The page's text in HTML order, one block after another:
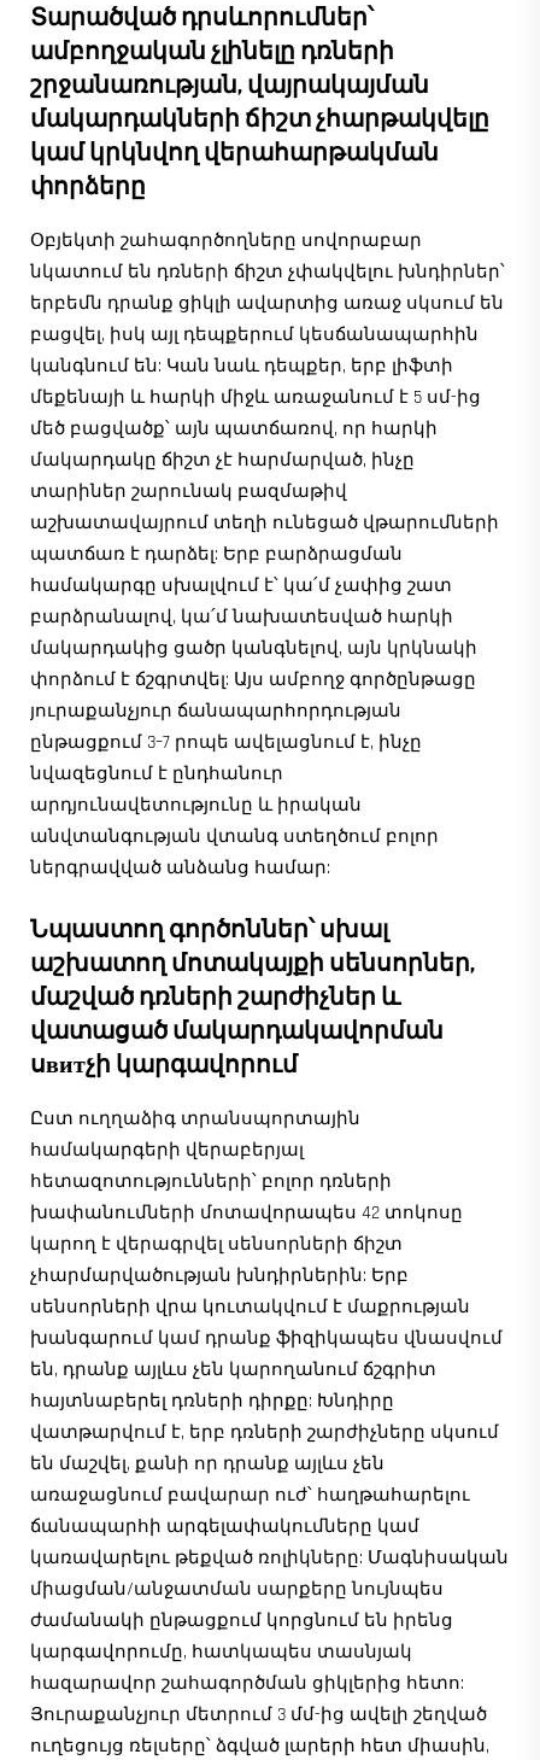
Տարածված դրսևորումներ՝
ամբողջական չլինելը դռների
շրջանառության, վայրակայման
մակարդակների ճիշտ չհարթակվելը
կամ կրկնվող վերահարթակման
փորձերը
Օբյեկտի շահագործողները սովորաբար
նկատում են դռների ճիշտ չփակվելու խնդիրներ՝
երբեմն դրանք ցիկլի ավարտից առաջ սկսում են
բացվել, իսկ այլ դեպքերում կեսճանապարհին
կանգնում են: Կան նաև դեպքեր, երբ լիֆտի
մեքենայի և հարկի միջև առաջանում է 5 սմ-ից
մեծ բացվածք՝ այն պատճառով, որ հարկի
մակարդակը ճիշտ չէ հարմարված, ինչը
տարիներ շարունակ բազմաթիվ
աշխատավայրում տեղի ունեցած վթարումների
պատճառ է դարձել: Երբ բարձրացման
համակարգը սխալվում է՝ կա՛մ չափից շատ
բարձրանալով, կա՛մ նախատեսված հարկի
մակարդակից ցածր կանգնելով, այն կրկնակի
փորձում է ճշգրտվել: Այս ամբողջ գործընթացը
յուրաքանչյուր ճանապարհորդության
ընթացքում 3–7 րոպե ավելացնում է, ինչը
նվազեցնում է ընդհանուր
արդյունավետությունը և իրական
անվտանգության վտանգ ստեղծում բոլոր
ներգրավված անձանց համար:
Նպաստող գործոններ՝ սխալ
աշխատող մոտակայքի սենսորներ,
մաշված դռների շարժիչներ և
վատացած մակարդակավորման
սвитչի կարգավորում
Ըստ ուղղաձիգ տրանսպորտային
համակարգերի վերաբերյալ
հետազոտությունների՝ բոլոր դռների
խափանումների մոտավորապես 42 տոկոսը
կարող է վերագրվել սենսորների ճիշտ
չհարմարվածության խնդիրներին: Երբ
սենսորների վրա կուտակվում է մաքրության
խանգարում կամ դրանք ֆիզիկապես վնասվում
են, դրանք այլևս չեն կարողանում ճշգրիտ
հայտնաբերել դռների դիրքը: Խնդիրը
վատթարվում է, երբ դռների շարժիչները սկսում
են մաշվել, քանի որ դրանք այլևս չեն
առաջացնում բավարար ուժ՝ հաղթահարելու
ճանապարհի արգելափակումները կամ
կառավարելու թեքված ռոլիկները: Մագնիսական
միացման/անջատման սարքերը նույնպես
ժամանակի ընթացքում կորցնում են իրենց
կարգավորումը, հատկապես տասնյակ
հազարավոր շահագործման ցիկլերից հետո:
Յուրաքանչյուր մետրում 3 մմ-ից ավելի շեղված
ուղեցույց ռելսերը՝ ձգված լարերի հետ միասին,